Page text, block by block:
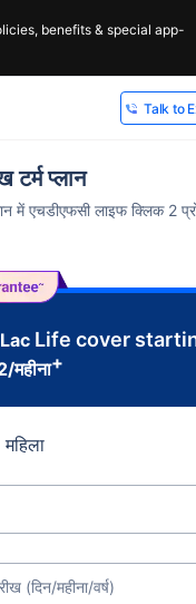
benefits & special app-
Talk to
प्लान
में एचडीएफसी लाइफ क्लिक 2
Life cover
/महीना+
महिला
(दिन/महीना/वर्ष)